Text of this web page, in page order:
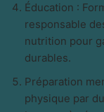
Éducation :
responsable
nutrition pour
durables.
Préparation
physique par